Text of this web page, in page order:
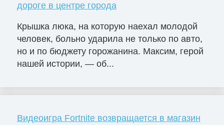
дороге в центре города
Крышка люка, на которую наехал молодой
человек, больно ударила не только по авто,
но и по бюджету горожанина. Максим, герой
нашей истории, — об...
Видеоигра Fortnite возвращается в магазин